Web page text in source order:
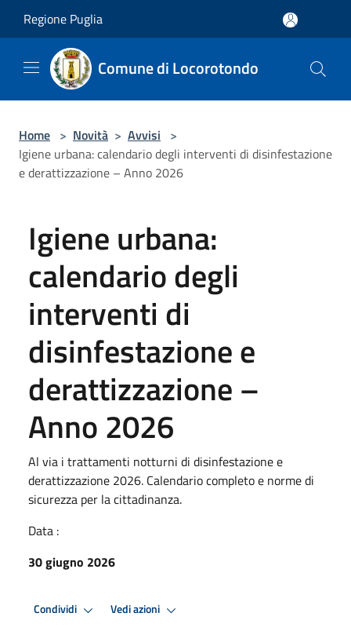
Regione Puglia
Comune di Locorotondo
Home > Novità > Avvisi >
Igiene urbana: calendario degli interventi di disinfestazione
e derattizzazione – Anno 2026
Igiene urbana:
calendario degli
interventi di
disinfestazione e
derattizzazione –
Anno 2026
Al via i trattamenti notturni di disinfestazione e
derattizzazione 2026. Calendario completo e norme di
sicurezza per la cittadinanza.
Data :
30 giugno 2026
Condividi Vedi azioni